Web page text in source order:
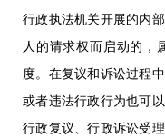
行政执法机关开展的内
人的请求权而启动的，
度。在复议和诉讼过程
或者违法行政行为也可
行政复议、行政诉讼受